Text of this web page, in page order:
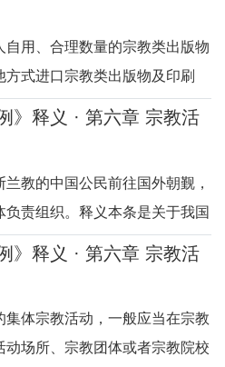
国法律法规没有明确规定，主
务院批转的《关于落
自用、合理数量的宗教类出版物
式进口宗教类出版物及印刷
理。释义本条是关于宗教类出
进境、进口是其重要手段之
体等渠道指责、抹黑我
》释义 · 第六章 宗教活
教的中国公民前往国外朝觐，
责组织。释义本条是关于我国
伊斯兰教的教规教义，朝觐是
林出国参加的大规模宗教活
全，也涉及国家安全
》释义 · 第六章 宗教活
集体宗教活动，一般应当在宗教
场所、宗教团体或者宗教院校